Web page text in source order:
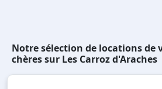
Notre sélection de locations de
chères sur Les Carroz d'Araches